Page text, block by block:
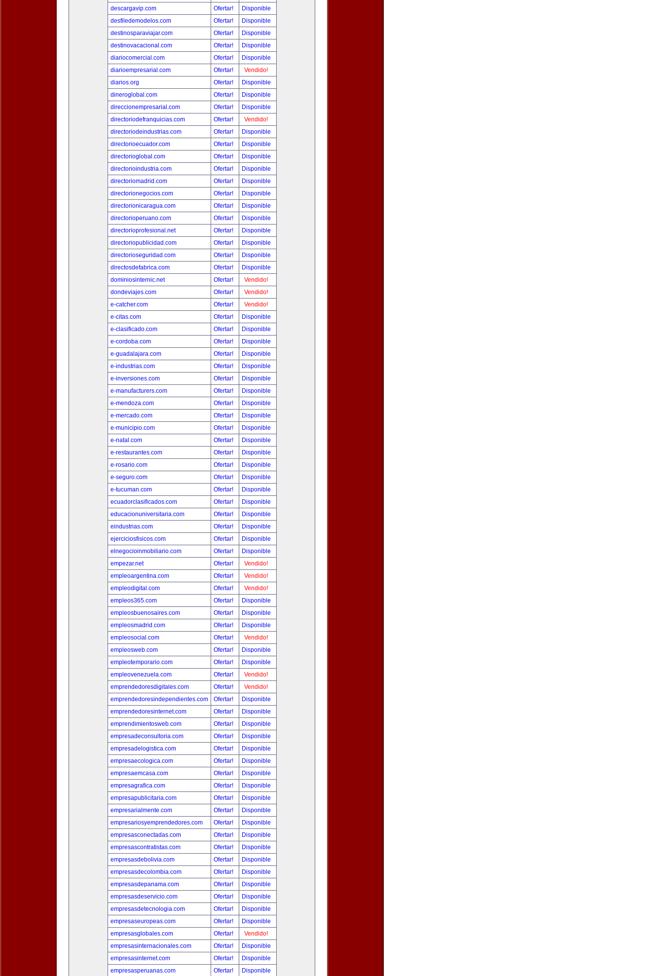
descargavip.com
Ofertar!
Disponible
desfiledemodelos.com
Ofertar!
Disponible
destinosparaviajar.com
Ofertar!
Disponible
destinovacacional.com
Ofertar!
Disponible
diariocomercial.com
Ofertar!
Disponible
diarioempresarial.com
Ofertar!
Vendido!
diarios.org
Ofertar!
Disponible
dineroglobal.com
Ofertar!
Disponible
direccionempresarial.com
Ofertar!
Disponible
directoriodefranquicias.com
Ofertar!
Vendido!
directoriodeindustrias.com
Ofertar!
Disponible
directorioecuador.com
Ofertar!
Disponible
directorioglobal.com
Ofertar!
Disponible
directorioindustria.com
Ofertar!
Disponible
directoriomadrid.com
Ofertar!
Disponible
directorionegocios.com
Ofertar!
Disponible
directorionicaragua.com
Ofertar!
Disponible
directorioperuano.com
Ofertar!
Disponible
directorioprofesional.net
Ofertar!
Disponible
directoriopublicidad.com
Ofertar!
Disponible
directorioseguridad.com
Ofertar!
Disponible
directosdefabrica.com
Ofertar!
Disponible
dominiosinternic.net
Ofertar!
Vendido!
dondeviajes.com
Ofertar!
Vendido!
e-catcher.com
Ofertar!
Vendido!
e-citas.com
Ofertar!
Disponible
e-clasificado.com
Ofertar!
Disponible
e-cordoba.com
Ofertar!
Disponible
e-guadalajara.com
Ofertar!
Disponible
e-industrias.com
Ofertar!
Disponible
e-inversiones.com
Ofertar!
Disponible
e-manufacturers.com
Ofertar!
Disponible
e-mendoza.com
Ofertar!
Disponible
e-mercado.com
Ofertar!
Disponible
e-municipio.com
Ofertar!
Disponible
e-natal.com
Ofertar!
Disponible
e-restaurantes.com
Ofertar!
Disponible
e-rosario.com
Ofertar!
Disponible
e-seguro.com
Ofertar!
Disponible
e-tucuman.com
Ofertar!
Disponible
ecuadorclasificados.com
Ofertar!
Disponible
educacionuniversitaria.com
Ofertar!
Disponible
eindustrias.com
Ofertar!
Disponible
ejerciciosfisicos.com
Ofertar!
Disponible
elnegocioinmobiliario.com
Ofertar!
Disponible
empezar.net
Ofertar!
Vendido!
empleoargentina.com
Ofertar!
Vendido!
empleodigital.com
Ofertar!
Vendido!
empleos365.com
Ofertar!
Disponible
empleosbuenosaires.com
Ofertar!
Disponible
empleosmadrid.com
Ofertar!
Disponible
empleosocial.com
Ofertar!
Vendido!
empleosweb.com
Ofertar!
Disponible
empleotemporario.com
Ofertar!
Disponible
empleovenezuela.com
Ofertar!
Vendido!
emprendedoresdigitales.com
Ofertar!
Vendido!
emprendedoresindependientes.com
Ofertar!
Disponible
emprendedoresinternet.com
Ofertar!
Disponible
emprendimientosweb.com
Ofertar!
Disponible
empresadeconsultoria.com
Ofertar!
Disponible
empresadelogistica.com
Ofertar!
Disponible
empresaecologica.com
Ofertar!
Disponible
empresaemcasa.com
Ofertar!
Disponible
empresagrafica.com
Ofertar!
Disponible
empresapublicitaria.com
Ofertar!
Disponible
empresarialmente.com
Ofertar!
Disponible
empresariosyemprendedores.com
Ofertar!
Disponible
empresasconectadas.com
Ofertar!
Disponible
empresascontratistas.com
Ofertar!
Disponible
empresasdebolivia.com
Ofertar!
Disponible
empresasdecolombia.com
Ofertar!
Disponible
empresasdepanama.com
Ofertar!
Disponible
empresasdeservicio.com
Ofertar!
Disponible
empresasdetecnologia.com
Ofertar!
Disponible
empresaseuropeas.com
Ofertar!
Disponible
empresasglobales.com
Ofertar!
Vendido!
empresasinternacionales.com
Ofertar!
Disponible
empresasinternet.com
Ofertar!
Disponible
empresasperuanas.com
Ofertar! Disponible